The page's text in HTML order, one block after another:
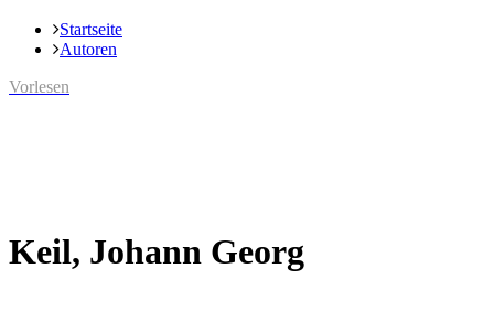
Startseite
Autoren
Vorlesen
Keil, Johann Georg